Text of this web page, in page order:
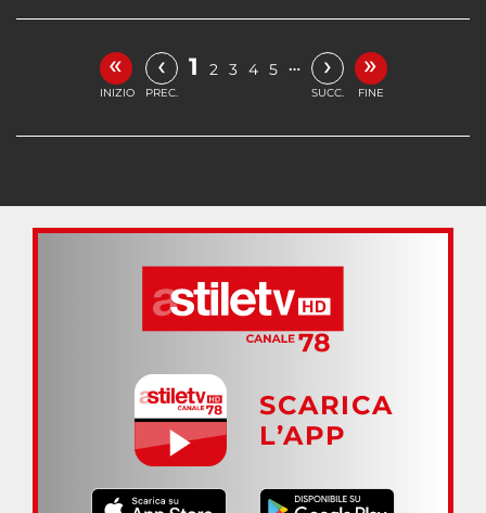
«
INIZIO
‹
PREC.
1 2 3 4 5 … ›
SUCC.
»
FINE
SCARICA
L’APP